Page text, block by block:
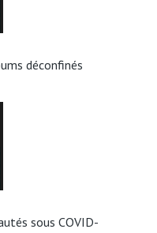
déconfinés
sous COVID-